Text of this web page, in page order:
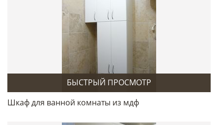
БЫСТРЫЙ ПРОСМОТР
Шкаф для ванной комнаты из мдф